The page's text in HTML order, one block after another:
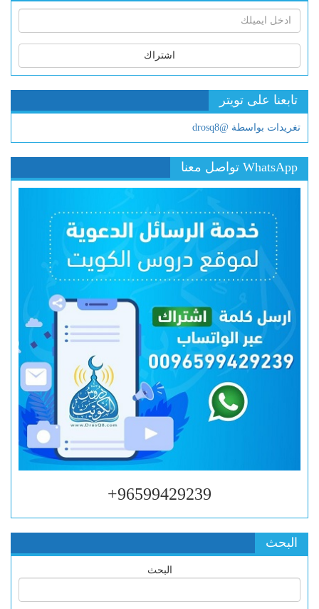
اشتراك
تابعنا على تويتر
تغريدات بواسطة @drosq8
WhatsApp تواصل معنا
96599429239+
البحث
البحث